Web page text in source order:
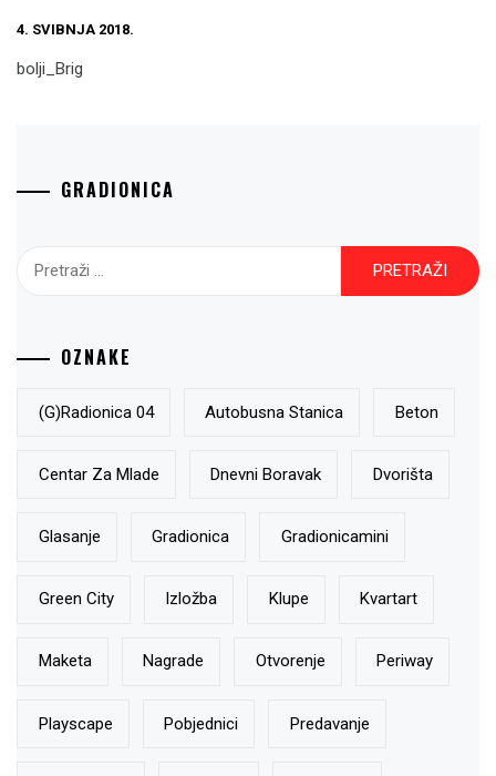
4. SVIBNJA 2018.
bolji_Brig
GRADIONICA
OZNAKE
(g)radionica 04 Autobusna Stanica Beton
Centar Za Mlade Dnevni Boravak Dvorišta
Glasanje Gradionica Gradionicamini
Green City Izložba Klupe Kvartart
Maketa Nagrade Otvorenje Periway
Playscape Pobjednici Predavanje